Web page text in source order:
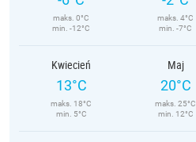
maks. 0°C
min. -12°C
maks. 4°C
min. -7°C
Kwiecień
13°C
maks. 18°C
min. 5°C
Maj
20°C
maks. 25°C
min. 12°C